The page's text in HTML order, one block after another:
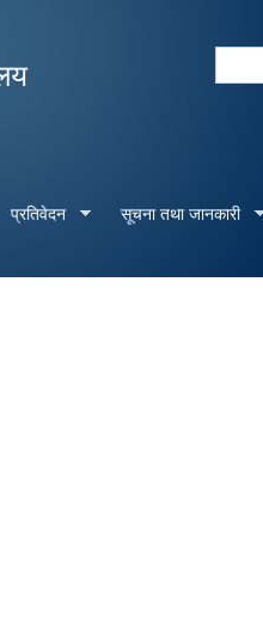
Search
प्रतिवेदन सूचना तथा जानकारी